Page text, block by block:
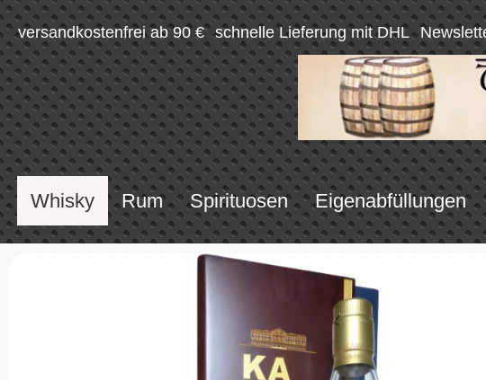
versandkostenfrei ab 90 € schnelle Lieferung mit DHL
Whisky Rum Spirituosen Eigenabfüllungen